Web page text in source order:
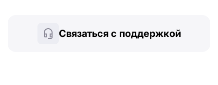
Связаться с поддержкой